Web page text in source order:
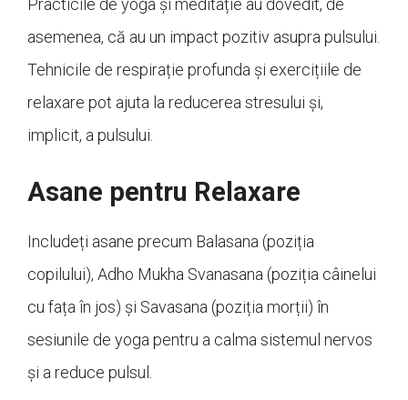
asemenea, că au un impact pozitiv asupra pulsului.
Tehnicile de respirație profunda și exercițiile de
relaxare pot ajuta la reducerea stresului și,
implicit, a pulsului.
Asane pentru Relaxare
Includeți asane precum Balasana (poziția
copilului), Adho Mukha Svanasana (poziția câinelui
cu fața în jos) și Savasana (poziția morții) în
sesiunile de yoga pentru a calma sistemul nervos
și a reduce pulsul.